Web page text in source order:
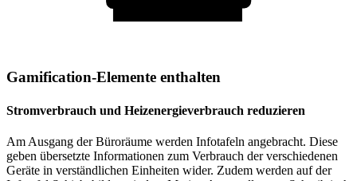
Gamification-Elemente enthalten
Stromverbrauch und Heizenergieverbrauch reduzieren
Am Ausgang der Büroräume werden Infotafeln angebracht. Diese
geben übersetzte Informationen zum Verbrauch der verschiedenen
Geräte in verständlichen Einheiten wider. Zudem werden auf der